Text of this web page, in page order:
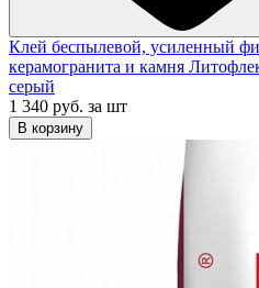
Клей беспылевой, усиленный
керамогранита и камня
серый
1 340 руб. за шт
В корзину